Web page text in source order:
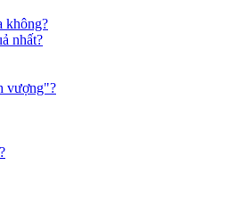
không?
nhất?
vượng"?